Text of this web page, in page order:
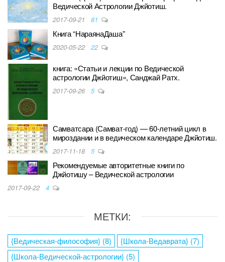
Ведической Астрологии Джйотиш.
2017-09-21 81
Книга “НараянаДаша”
2020-05-22 22
книга: «Статьи и лекции по Ведической
астрологии Джйотиш», Санджай Ратх.
2017-09-26 5
Самватсара (Самват-год) — 60-летний цикл в
мироздании и в ведическом календаре Джйотиш.
2017-11-18 5
Рекомендуемые авторитетные книги по
Джйотишу – Ведической астрологии
2017-09-22 4
МЕТКИ:
{Ведическая-философия} (8) {Школа-Ведаврата} (7)
{Школа-Ведической-астрологии} (5)